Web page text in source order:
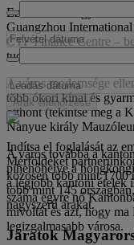
Ezenkívül az egyre
Guangzhou
CTF Finance Centre –
tudatunkba.
A város modernsége
több ókori kínai és
otthont (tekintse meg a
Nanyue király
A város továbbá a
pihenőhelye a
a legjobb kantoni ételek
száma egyre nő
mivoltát és azt, hogy
legizgalmasabb városa.
Árak ellenőrzése
Indítsa el foglalását az
Mérföldeket
közösen több mint 1700
több mint 145
nagyszerű árakat.
Járatok